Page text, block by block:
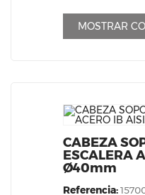
MOSTRAR
CABEZA
ESCALERA
Ø40mm
Referencia: